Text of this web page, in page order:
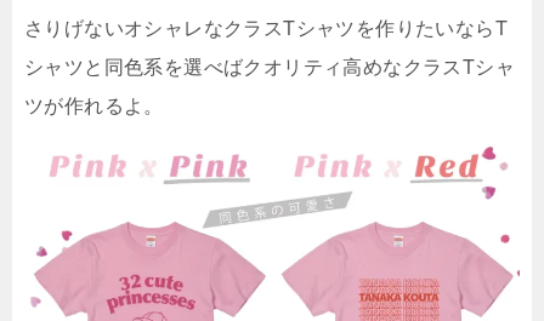
さりげないオシャレなクラスTシャツを作りたいならT
シャツと同色系を選べばクオリティ高めなクラスTシャ
ツが作れるよ。